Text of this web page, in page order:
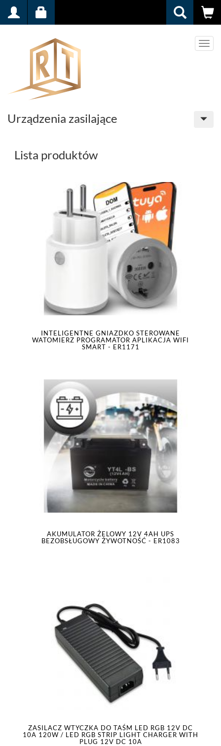
Menu
Urządzenia zasilające
Lista produktów
INTELIGENTNE GNIAZDKO STEROWANE
WATOMIERZ PROGRAMATOR APLIKACJA WIFI
SMART - ER1171
AKUMULATOR ŻELOWY 12V 4AH UPS
BEZOBSŁUGOWY ŻYWOTNOŚĆ - ER1083
ZASILACZ WTYCZKA DO TAŚM LED RGB 12V DC
10A 120W / LED RGB STRIP LIGHT CHARGER WITH
PLUG 12V DC 10A